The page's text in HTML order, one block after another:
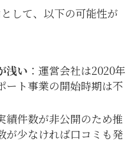
して、以下の可能性が
浅い ：運営会社は2020年
ート事業の開始時期は不
績件数が非公開のため推
が少なければ口コミも発